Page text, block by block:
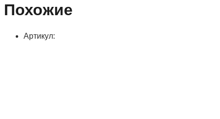
Похожие
Артикул: